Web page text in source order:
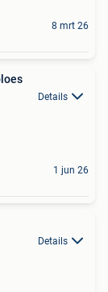
8 mrt 26
Details
1 jun 26
Details